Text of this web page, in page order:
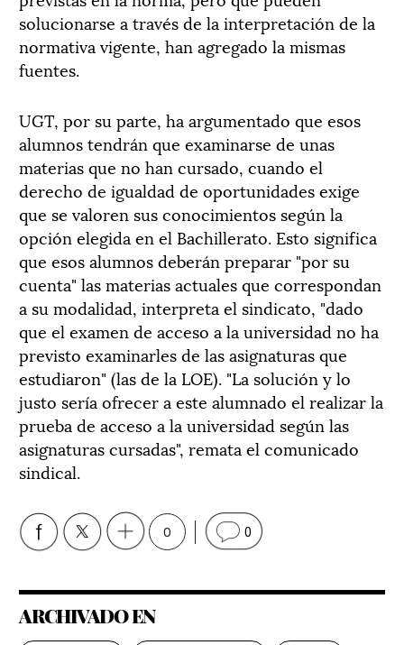
solucionarse a través de la interpretación de la
normativa vigente, han agregado la mismas
fuentes.
UGT, por su parte, ha argumentado que esos
alumnos tendrán que examinarse de unas
materias que no han cursado, cuando el
derecho de igualdad de oportunidades exige
que se valoren sus conocimientos según la
opción elegida en el Bachillerato. Esto significa
que esos alumnos deberán preparar "por su
cuenta" las materias actuales que correspondan
a su modalidad, interpreta el sindicato, "dado
que el examen de acceso a la universidad no ha
previsto examinarles de las asignaturas que
estudiaron" (las de la LOE). "La solución y lo
justo sería ofrecer a este alumnado el realizar la
prueba de acceso a la universidad según las
asignaturas cursadas", remata el comunicado
sindical.
0 0
ARCHIVADO EN